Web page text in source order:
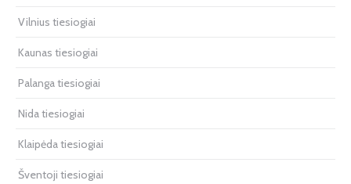
Vilnius tiesiogiai
Kaunas tiesiogiai
Palanga tiesiogiai
Nida tiesiogiai
Klaipėda tiesiogiai
Šventoji tiesiogiai